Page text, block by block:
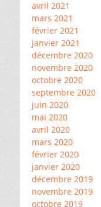
avril 2021
mars 2021
février 2021
janvier 2021
décembre 2020
novembre 2020
octobre 2020
septembre 2020
juin 2020
mai 2020
avril 2020
mars 2020
février 2020
janvier 2020
décembre 2019
novembre 2019
octobre 2019